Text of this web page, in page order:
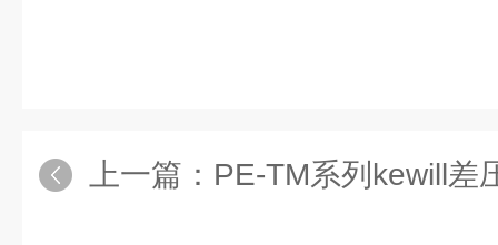
上一篇： PE-TM系列kewill差压变送